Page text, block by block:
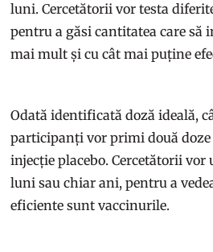
luni. Cercetătorii vor testa
pentru a găsi cantitatea care să
mai mult și cu cât mai puține
Odată identificată doză ideală,
participanți vor primi două doze
injecție placebo. Cercetătorii
luni sau chiar ani, pentru a
eficiente sunt vaccinurile.